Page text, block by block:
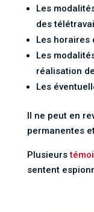
Les
des
Les horaires
Les
réalisation
Les
Il ne peut en
permanentes
Plusieurs
sentent